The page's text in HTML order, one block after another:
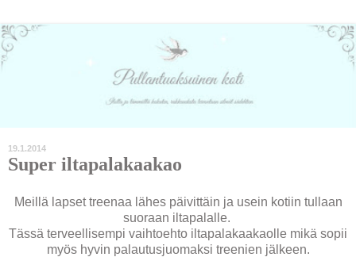
19.1.2014
Super iltapalakaakao
Meillä lapset treenaa lähes päivittäin ja usein kotiin tullaan
suoraan iltapalalle.
Tässä terveellisempi vaihtoehto iltapalakaakaolle mikä sopii
myös hyvin palautusjuomaksi treenien jälkeen.